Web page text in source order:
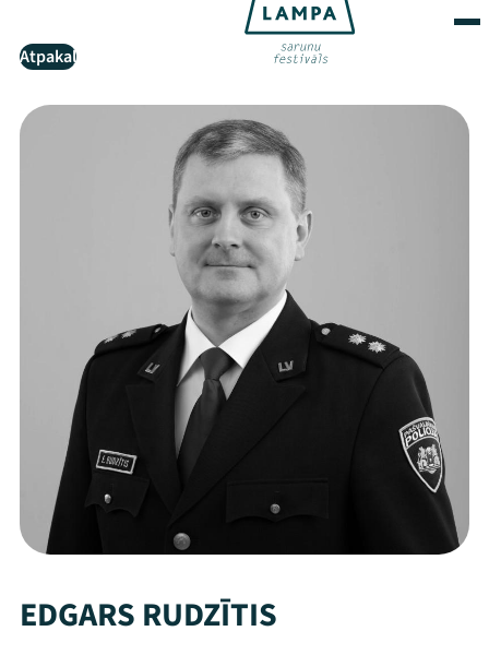
Atpakaļ
EDGARS RUDZĪTIS